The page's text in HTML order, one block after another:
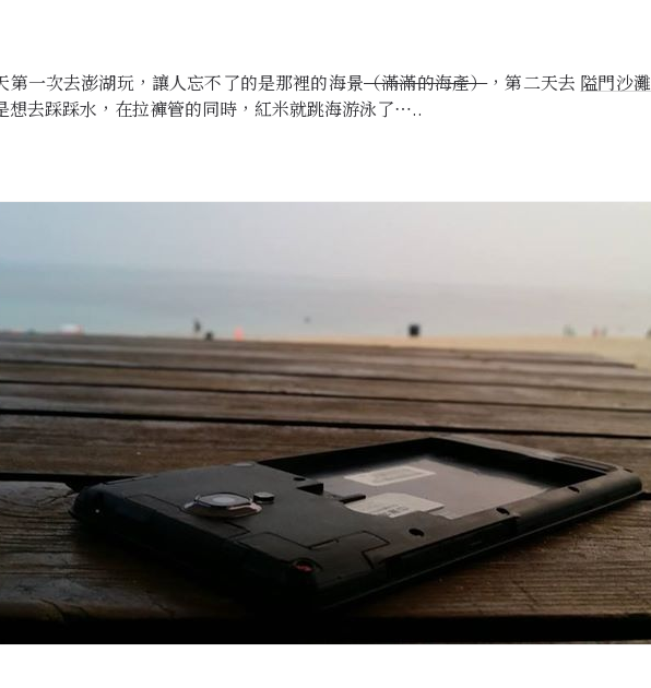
第一次去澎湖玩，讓人忘不了的是那裡的海景（滿滿的海產），第二天去 隘門沙灘
想去踩踩水，在拉褲管的同時，紅米就跳海游泳了…..